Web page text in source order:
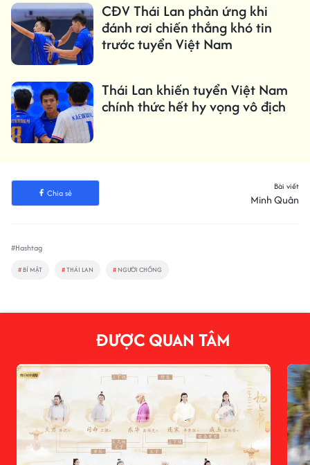
CĐV Thái Lan phản ứng khi
đánh rơi chiến thắng khó tin
trước tuyển Việt Nam
Thái Lan khiến tuyển Việt Nam
chính thức hết hy vọng vô địch
Chia sẻ
Bài viết
Minh Quân
#Hashtag
# BÍ MẬT #THÁI LAN # NGƯỜI CHỒNG
ĐƯỢC QUAN TÂM